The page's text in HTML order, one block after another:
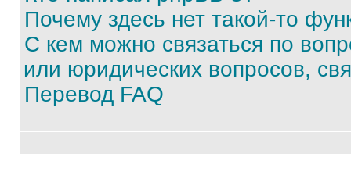
Почему здесь нет такой-то
С кем можно связаться по
или юридических вопросов,
Перевод FAQ